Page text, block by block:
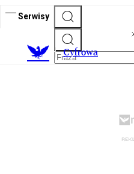
Serwisy
Cyfrowa